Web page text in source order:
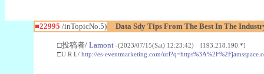
■22995 /inTopicNo.5) Data Sdy Tips From The Best In The
□投稿者/ Lamont -(2023/07/15(Sat) 12:23:42) [193.218.190.*]
□U R L/ http://es-eventmarketing.com/